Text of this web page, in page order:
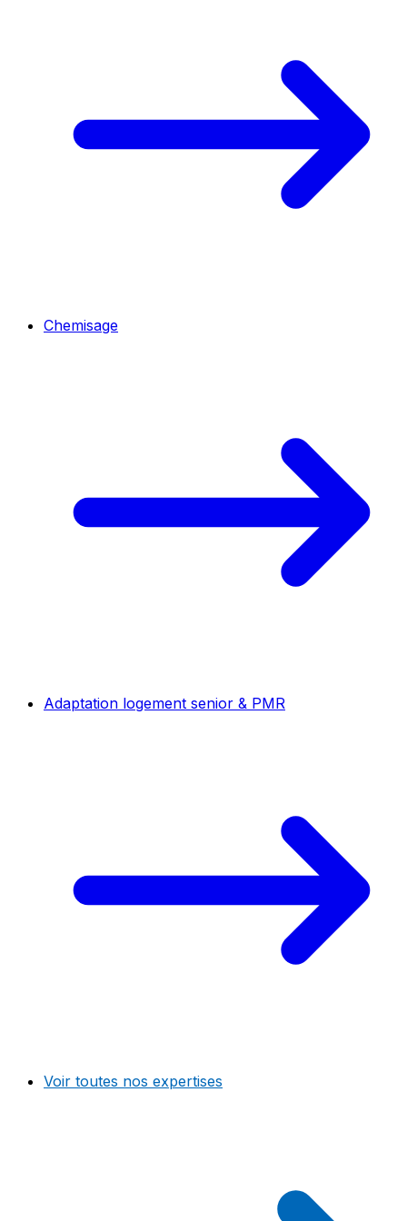
Chemisage
Adaptation logement senior & PMR
Voir toutes nos expertises